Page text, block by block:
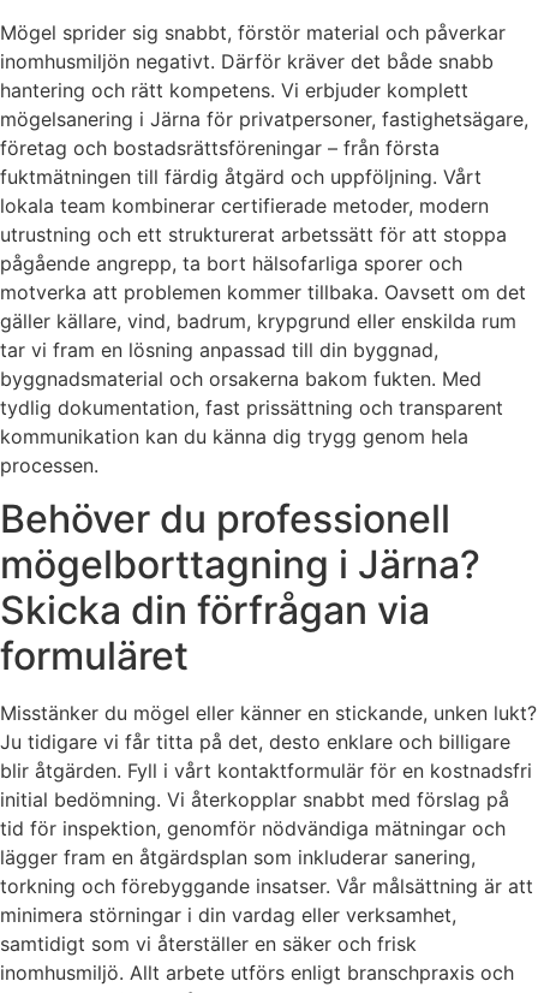
Mögel sprider sig snabbt, förstör material och påverkar
inomhusmiljön negativt. Därför kräver det både snabb
hantering och rätt kompetens. Vi erbjuder komplett
mögelsanering i Järna för privatpersoner, fastighetsägare,
företag och bostadsrättsföreningar – från första
fuktmätningen till färdig åtgärd och uppföljning. Vårt
lokala team kombinerar certifierade metoder, modern
utrustning och ett strukturerat arbetssätt för att stoppa
pågående angrepp, ta bort hälsofarliga sporer och
motverka att problemen kommer tillbaka. Oavsett om det
gäller källare, vind, badrum, krypgrund eller enskilda rum
tar vi fram en lösning anpassad till din byggnad,
byggnadsmaterial och orsakerna bakom fukten. Med
tydlig dokumentation, fast prissättning och transparent
kommunikation kan du känna dig trygg genom hela
processen.
Behöver du professionell
mögelborttagning i Järna?
Skicka din förfrågan via
formuläret
Misstänker du mögel eller känner en stickande, unken lukt?
Ju tidigare vi får titta på det, desto enklare och billigare
blir åtgärden. Fyll i vårt kontaktformulär för en kostnadsfri
initial bedömning. Vi återkopplar snabbt med förslag på
tid för inspektion, genomför nödvändiga mätningar och
lägger fram en åtgärdsplan som inkluderar sanering,
torkning och förebyggande insatser. Vår målsättning är att
minimera störningar i din vardag eller verksamhet,
samtidigt som vi återställer en säker och frisk
inomhusmiljö. Allt arbete utförs enligt branschpraxis och